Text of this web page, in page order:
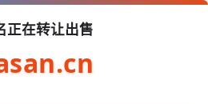
正在转让出售